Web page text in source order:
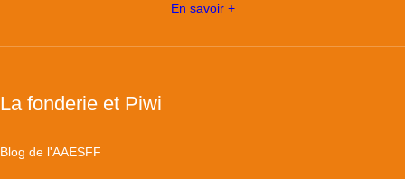
En savoir +
La fonderie et Piwi
Blog de l'AAESFF